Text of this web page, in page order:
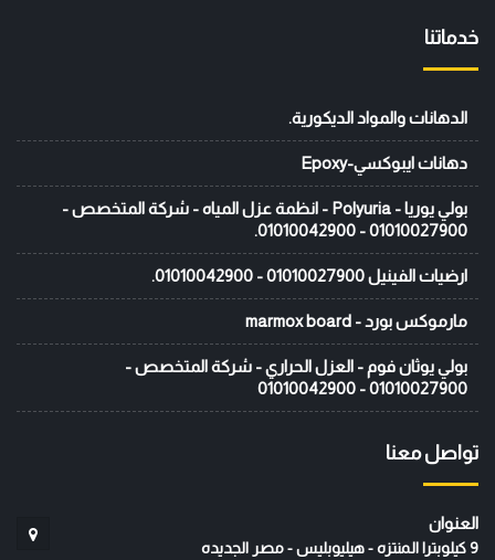
خدماتنا
الدهانات والمواد الديكورية.
دهانات ايبوكسي-Epoxy
بولي يوريا - Polyuria - انظمة عزل المياه - شركة المتخصص -
01010027900 - 01010042900.
ارضيات الفينيل 01010027900 - 01010042900.
مارموكس بورد - marmox board
بولي يوثان فوم - العزل الحراري - شركة المتخصص -
01010027900 - 01010042900
تواصل معنا
العنوان
9 كيلوبترا المنتزه - هيليوبليس - مصر الجديده